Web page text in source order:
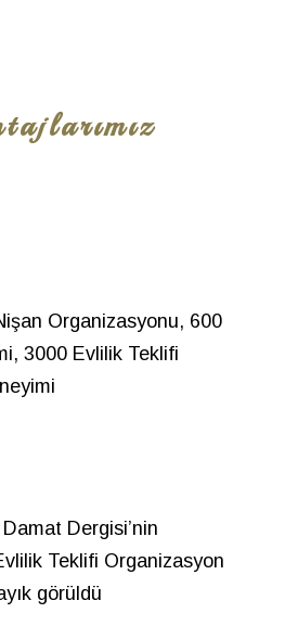
Organizasyonu, 600
3000 Evlilik Teklifi
Dergisi’nin
Teklifi Organizasyon
görüldü